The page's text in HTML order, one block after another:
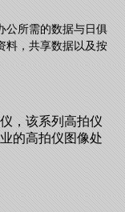
公所需的数据与日俱
料，共享数据以及按
，该系列高拍仪
的高拍仪图像处